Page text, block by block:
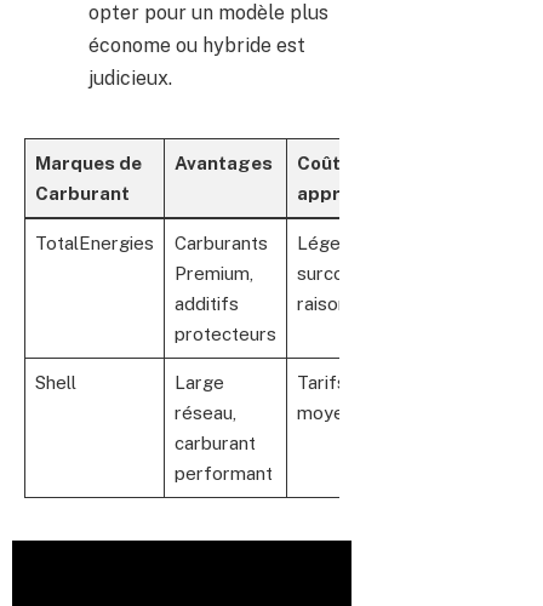
opter pour un modèle plus
économe ou hybride est
judicieux.
Marques de
Carburant
Avantages
Coût
approximatif
TotalEnergies
Carburants
Premium,
additifs
protecteurs
Léger
surcoût
raisonnable
Shell
Large
réseau,
carburant
performant
Tarifs
moyens